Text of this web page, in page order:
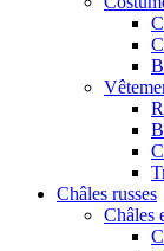
Châles russes
Châles